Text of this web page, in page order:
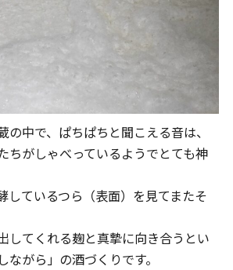
の中で、ぱちぱちと聞こえる音は、
ちがしゃべっているようでとても神
しているつら（表面）を見てまたそ
してくれる麹と真摯に向き合うとい
ながら」の酒づくりです。